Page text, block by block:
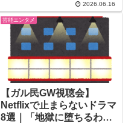
きの暴走・川嶋あいの主題歌ま
で、名場面と名キャラクター25
選を一気読み。30〜40代女性必
見。
2026.06.16
芸能エンタメ
【ガル民GW視聴会】
Netflixで止まらないドラマ
8選｜「地獄に堕ちるわ